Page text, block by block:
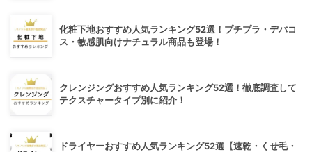
化粧下地おすすめ人気ランキング52選！プチプラ・デパコ
ス・敏感肌向けナチュラル商品も登場！
クレンジングおすすめ人気ランキング52選！徹底調査して
テクスチャータイプ別に紹介！
ドライヤーおすすめ人気ランキング52選【速乾・くせ毛・